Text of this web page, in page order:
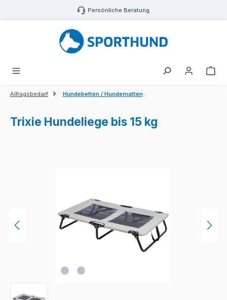
Zum Hauptinhalt springen Persönliche Beratung
Alltagsbedarf Hundebetten / Hundematten
Trixie Hundeliege bis 15 kg